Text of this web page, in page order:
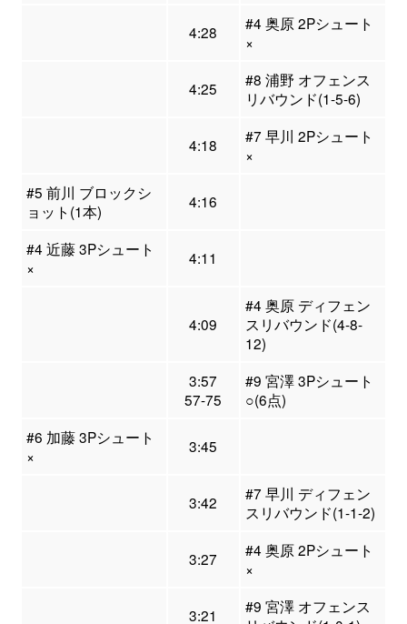
4:28
#4 奥原 2Pシュート
×
4:25
#8 浦野 オフェンス
リバウンド(1-5-6)
4:18
#7 早川 2Pシュート
×
#5 前川 ブロックシ
ョット(1本)
4:16
#4 近藤 3Pシュート
×
4:11
4:09
#4 奥原 ディフェン
スリバウンド(4-8-
12)
3:57
57-75
#9 宮澤 3Pシュート
○(6点)
#6 加藤 3Pシュート
×
3:45
3:42
#7 早川 ディフェン
スリバウンド(1-1-2)
3:27
#4 奥原 2Pシュート
×
3:21
#9 宮澤 オフェンス